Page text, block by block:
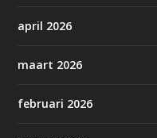
april 2026
maart 2026
februari 2026